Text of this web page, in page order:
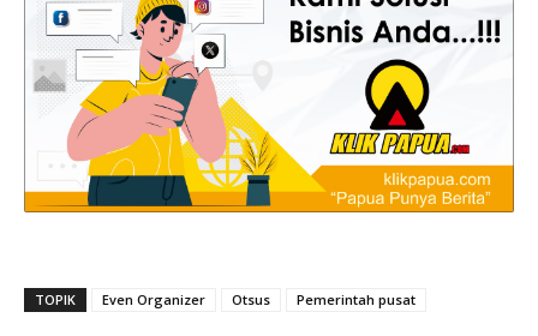
TOPIK Even Organizer Otsus Pemerintah pusat